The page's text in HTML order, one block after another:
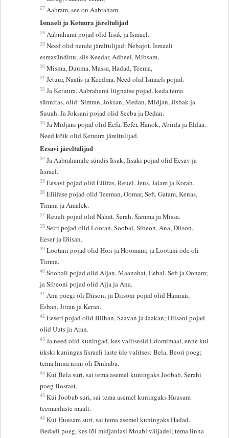
27 Aabram, see on Aabraham.
Ismaeli ja Ketuura järeltulijad
28 Aabrahami pojad olid Iisak ja Ismael.
29 Need olid nende järeltulijad: Nebajot, Ismaeli
esmasündinu, siis Keedar, Adbeel, Mibsam,
30 Misma, Duuma, Massa, Hadad, Teema,
31 Jetuur, Naafis ja Keedma. Need olid Ismaeli pojad.
32 Ja Ketuura, Aabrahami liignaise pojad, keda tema
sünnitas, olid: Simran, Joksan, Medan, Midjan, Jisbak ja
Suuah. Ja Joksani pojad olid Seeba ja Dedan.
33 Ja Midjani pojad olid Eefa, Eefer, Hanok, Abiida ja Eldaa.
Need kõik olid Ketuura järeltulijad.
Eesavi järeltulijad
34 Ja Aabrahamile sündis Iisak; Iisaki pojad olid Eesav ja
Iisrael.
35 Eesavi pojad olid Eliifas, Reuel, Jeus, Jalam ja Korah.
36 Eliifase pojad olid Teeman, Oomar, Sefi, Gatam, Kenas,
Timna ja Amalek.
37 Reueli pojad olid Nahat, Serah, Samma ja Missa.
38 Seiri pojad olid Lootan, Soobal, Sibeon, Ana, Diison,
Eeser ja Diisan.
39 Lootani pojad olid Hori ja Hoomam; ja Lootani õde oli
Timna.
40 Soobali pojad olid Aljan, Maanahat, Eebal, Sefi ja Oonam;
ja Sibeoni pojad olid Ajja ja Ana.
41 Ana poegi oli Diison; ja Diisoni pojad olid Hamran,
Esban, Jitran ja Keran.
42 Eeseri pojad olid Bilhan, Saavan ja Jaakan; Diisani pojad
olid Uuts ja Aran.
43 Ja need olid kuningad, kes valitsesid Edomimaal, enne kui
ükski kuningas Iisraeli laste üle valitses: Bela, Beori poeg;
tema linna nimi oli Dinhaba.
44 Kui Bela suri, sai tema asemel kuningaks Joobab, Serahi
poeg Bosrast.
45 Kui Joobab suri, sai tema asemel kuningaks Huusam
teemanlaste maalt.
46 Kui Huusam suri, sai tema asemel kuningaks Hadad,
Bedadi poeg, kes lõi midjanlasi Moabi väljadel; tema linna